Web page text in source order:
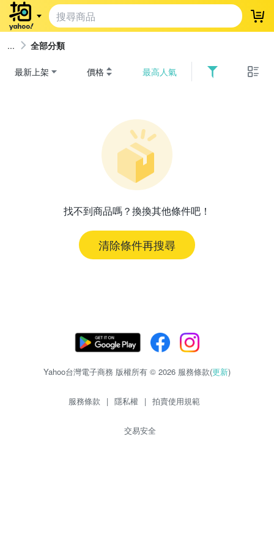
登
全部分類
最新上架 價格 最高人氣
找不到商品嗎？換換其他條件吧！
清除條件再搜尋
Yahoo台灣電子商務 版權所有 © 2026 服務條款(更新)
服務條款 | 隱私權 | 拍賣使用規範
交易安全